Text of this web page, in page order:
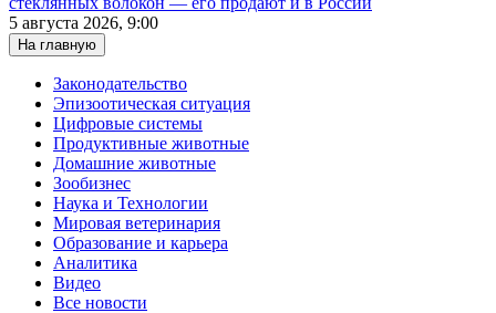
5 августа 2026, 9:00
На главную
Законодательство
Эпизоотическая ситуация
Цифровые системы
Продуктивные животные
Домашние животные
Зообизнес
Наука и Технологии
Мировая ветеринария
Образование и карьера
Аналитика
Видео
Все новости